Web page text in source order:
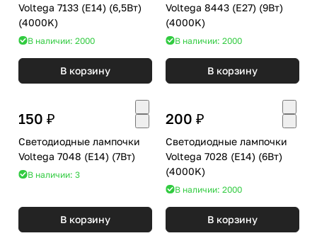
Voltega 7133 (E14) (6,5Вт)
(4000K)
В наличии: 2000
В корзину
Voltega 8443 (E27) (9Вт)
(4000K)
В наличии: 2000
В корзину
150 ₽
Светодиодные лампочки
Voltega 7048 (E14) (7Вт)
В наличии: 3
В корзину
200 ₽
Светодиодные лампочки
Voltega 7028 (E14) (6Вт)
(4000K)
В наличии: 2000
В корзину